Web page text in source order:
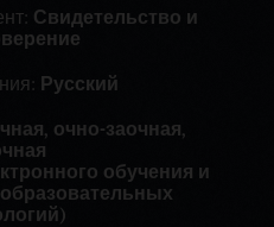
Свидетельство и
Русский
очно-заочная,
обучения и